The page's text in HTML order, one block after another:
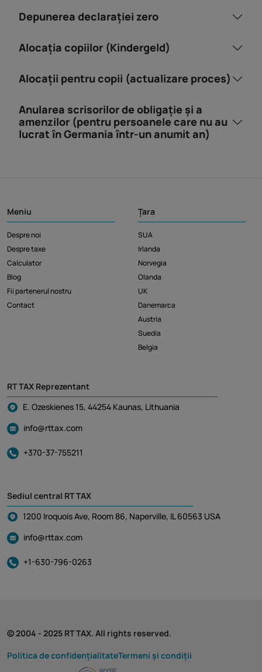
Depunerea declarației zero
Alocația copiilor (Kindergeld)
Alocații pentru copii (actualizare proces)
Anularea scrisorilor de obligație și a
amenzilor (pentru persoanele care nu au
lucrat în Germania într-un anumit an)
Meniu
Despre noi
Despre taxe
Calculator
Blog
Fii partenerul nostru
Contact
Țara
SUA
Irlanda
Norvegia
Olanda
UK
Danemarca
Austria
Suedia
Belgia
RT TAX Reprezentant
E. Ozeskienes 15, 44254 Kaunas, Lithuania
info@rttax.com
+370-37-755211
Sediul central RT TAX
1200 Iroquois Ave, Room 86, Naperville, IL 60563 USA
info@rttax.com
+1-630-796-0263
© 2004 - 2025 RT TAX. All rights reserved.
Politica de confidențialitateTermeni și condiții